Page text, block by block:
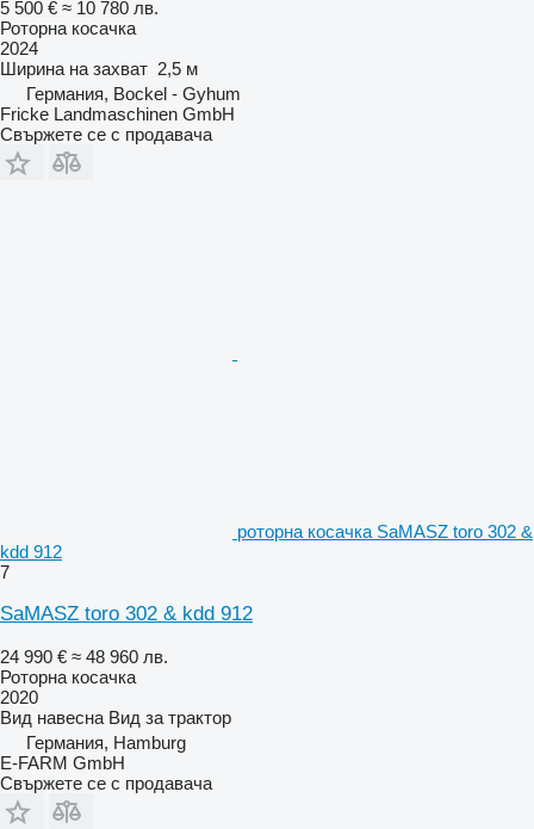
5 500 € ≈ 10 780 лв.
Роторна косачка
2024
Ширина на захват 2,5 м
Германия, Bockel - Gyhum
Fricke Landmaschinen GmbH
Свържете се с продавача
роторна косачка SaMASZ toro 302 &
kdd 912
7
SaMASZ toro 302 & kdd 912
24 990 € ≈ 48 960 лв.
Роторна косачка
2020
Вид навесна Вид за трактор
Германия, Hamburg
E-FARM GmbH
Свържете се с продавача